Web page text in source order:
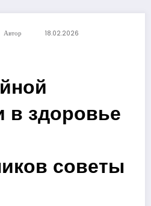
Автор 18.02.2026
в здоровье
советы